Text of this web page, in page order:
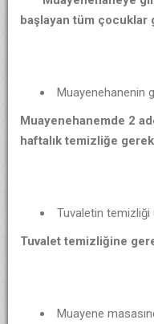
başlayan tüm
Muayenehanenin
Muayenehanemde 2
haftalık temizliğe
Tuvaletin temizliği
Tuvalet temizliğine
Muayene